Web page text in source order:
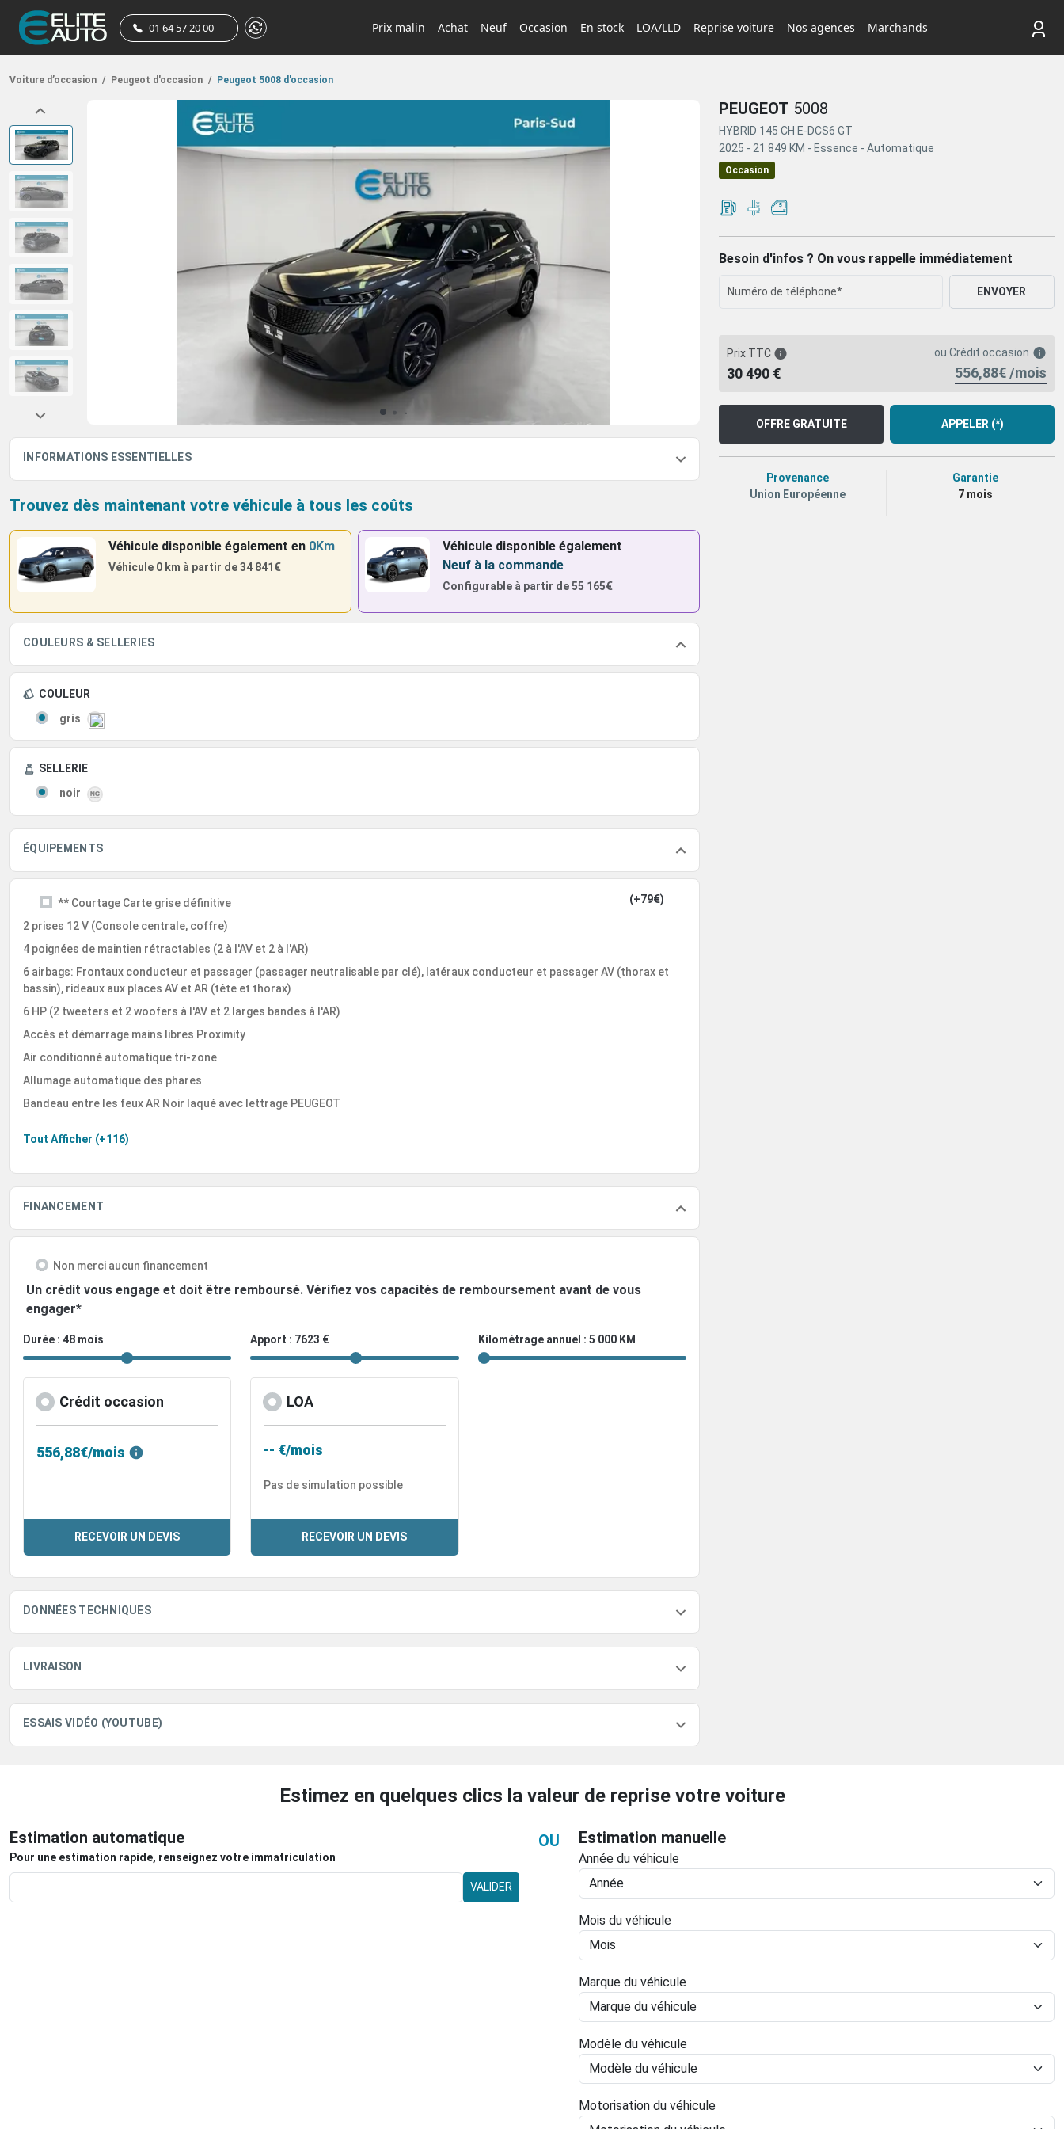
01 64 57 20 00 Prix malin Achat Neuf Occasion En stock LOA/LLD Reprise voiture Nos agences Marchands
Voiture d’occasion / Peugeot d'occasion / Peugeot 5008 d'occasion
INFORMATIONS ESSENTIELLES
Trouvez dès maintenant votre véhicule à tous les coûts
Véhicule disponible également en 0Km
Véhicule 0 km à partir de34 841€
Véhicule disponible également
Neuf à la commande
Configurable à partir de55 165€
COULEURS & SELLERIES
COULEUR
gris
SELLERIE
noir
ÉQUIPEMENTS
** Courtage Carte grise définitive (+79€)
2 prises 12 V (Console centrale, coffre)
4 poignées de maintien rétractables (2 à l'AV et 2 à l'AR)
6 airbags: Frontaux conducteur et passager (passager neutralisable par clé), latéraux conducteur et passager AV (thorax et
bassin), rideaux aux places AV et AR (tête et thorax)
6 HP (2 tweeters et 2 woofers à l'AV et 2 larges bandes à l'AR)
Accès et démarrage mains libres Proximity
Air conditionné automatique tri-zone
Allumage automatique des phares
Bandeau entre les feux AR Noir laqué avec lettrage PEUGEOT
Tout Afficher (+116)
FINANCEMENT
Non merci aucun financement
Un crédit vous engage et doit être remboursé. Vérifiez vos capacités de remboursement avant de vous
engager*
Durée : 48 mois Apport : 7623 € Kilométrage annuel : 5 000 KM
Crédit occasion
556,88€/mois
RECEVOIR UN DEVIS
LOA
-- €/mois
Pas de simulation possible
RECEVOIR UN DEVIS
DONNÉES TECHNIQUES
LIVRAISON
ESSAIS VIDÉO (YOUTUBE)
PEUGEOT 5008
HYBRID 145 CH E-DCS6 GT
2025 - 21 849 KM - Essence - Automatique
Occasion
Besoin d'infos ? On vous rappelle immédiatement
ENVOYER
Prix TTC
30 490 €
ou Crédit occasion
556,88€ /mois
OFFRE GRATUITE APPELER (*)
Provenance
Union Européenne
Garantie
7 mois
Estimez en quelques clics la valeur de reprise votre voiture
Estimation automatique
Pour une estimation rapide, renseignez votre immatriculation
VALIDER
OU Estimation manuelle
Année du véhicule
Mois du véhicule
Marque du véhicule
Modèle du véhicule
Motorisation du véhicule